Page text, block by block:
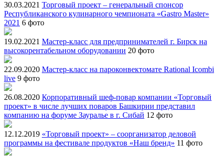
30.03.2021 Торговый проект – генеральный спонсор
Республиканского кулинарного чемпионата «Gastro Master»
2021 6 фото
19.02.2021 Мастер-класс для предпринимателей г. Бирск на
высокорентабельном оборудовании 20 фото
22.09.2020 Мастер-класс на пароконвектомате Rational Icombi
live 9 фото
26.08.2020 Корпоративный шеф-повар компании «Торговый
проект» в числе лучших поваров Башкирии представил
компанию на форуме Зауралье в г. Сибай 12 фото
12.12.2019 «Торговый проект» – соорганизатор деловой
программы на фестивале продуктов «Наш бренд» 11 фото